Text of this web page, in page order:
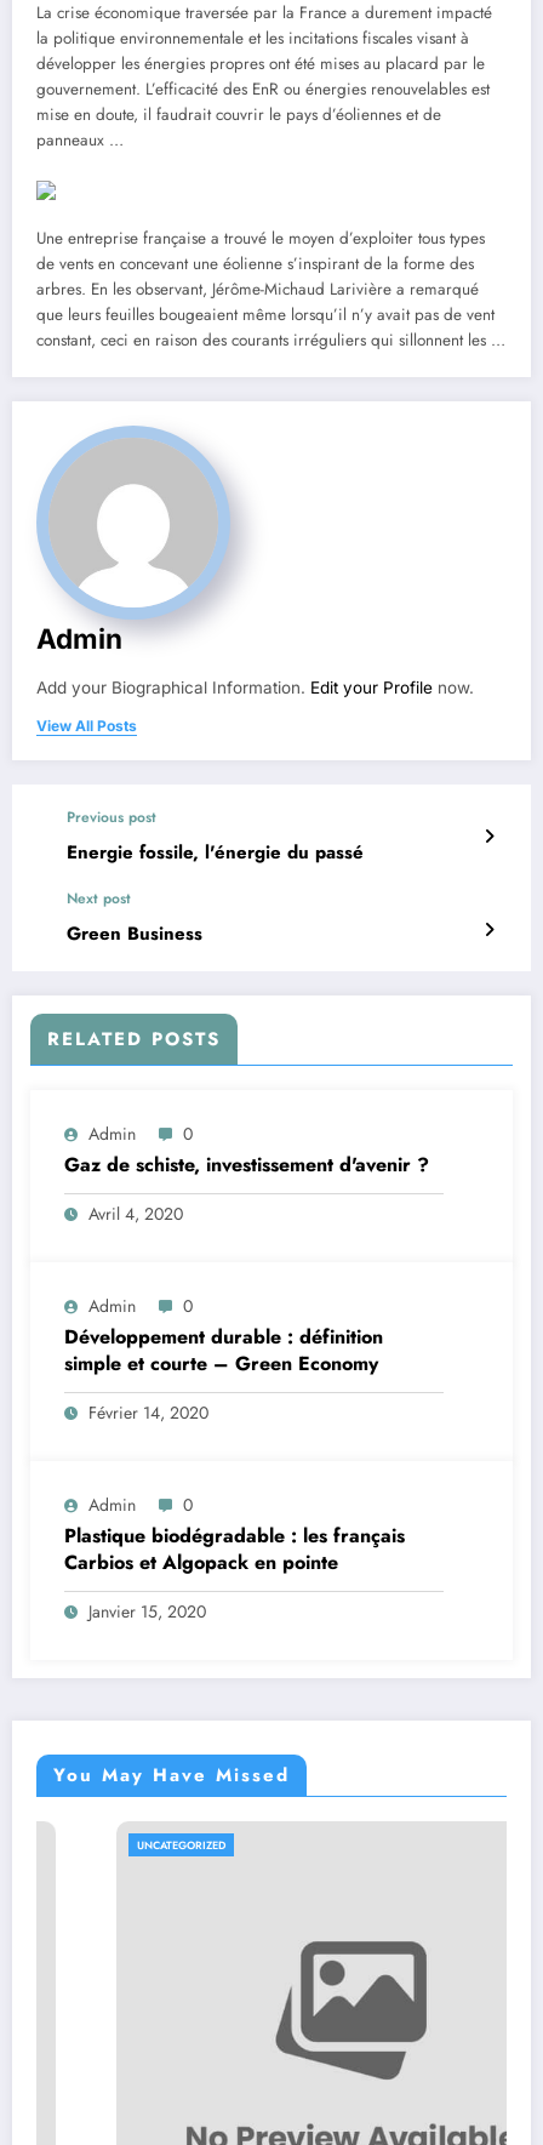
La crise économique traversée par la France a durement impacté
la politique environnementale et les incitations fiscales visant à
développer les énergies propres ont été mises au placard par le
gouvernement. L’efficacité des EnR ou énergies renouvelables est
mise en doute, il faudrait couvrir le pays d’éoliennes et de
panneaux …
Une entreprise française a trouvé le moyen d’exploiter tous types
de vents en concevant une éolienne s’inspirant de la forme des
arbres. En les observant, Jérôme-Michaud Larivière a remarqué
que leurs feuilles bougeaient même lorsqu’il n’y avait pas de vent
constant, ceci en raison des courants irréguliers qui sillonnent les …
Admin
Add your Biographical Information. Edit your Profile now.
View All Posts
Previous post
Energie fossile, l'énergie du passé
Next post
Green Business
RELATED POSTS
Admin 0
Gaz de schiste, investissement d'avenir ?
Avril 4, 2020
Admin 0
Développement durable : définition
simple et courte – Green Economy
Février 14, 2020
Admin 0
Plastique biodégradable : les français
Carbios et Algopack en pointe
Janvier 15, 2020
You May Have Missed
UNCATEGORIZED